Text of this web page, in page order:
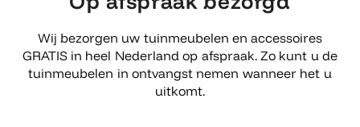
Wij bezorgen uw tuinmeubelen en accessoires
GRATIS in heel Nederland op afspraak. Zo kunt u de
tuinmeubelen in ontvangst nemen wanneer het u
uitkomt.